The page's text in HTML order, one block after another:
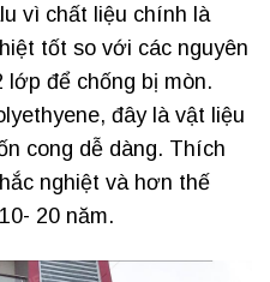
vì chất liệu chính là
tốt so với các nguyên
lớp để chống bị mòn.
đây là vật liệu
cong dễ dàng. Thích
nghiệt và hơn thế
20 năm.